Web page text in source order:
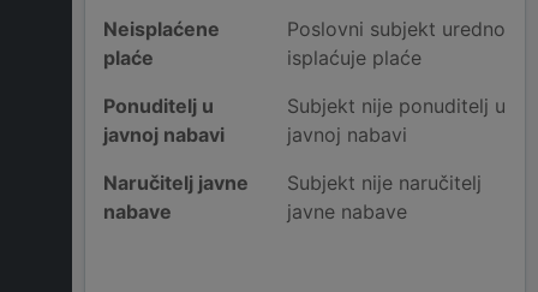
Neisplaćene
plaće
Poslovni subjekt uredno
isplaćuje plaće
Ponuditelj u
javnoj nabavi
Subjekt nije ponuditelj u
javnoj nabavi
Naručitelj javne
nabave
Subjekt nije naručitelj
javne nabave